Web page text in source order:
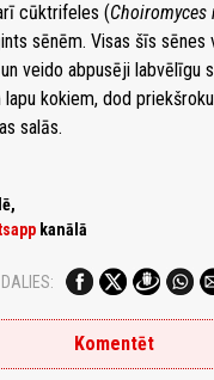
cūktrifeles (
sēnēm. Visas šīs
veido abpusēji labvēlīgu
kokiem, dod
salās.
kanālā
DALIES:
Komentēt